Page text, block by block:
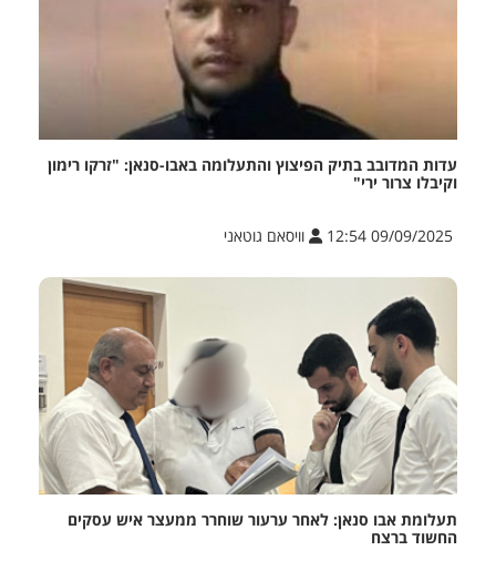
עדות המדובב בתיק הפיצוץ והתעלומה באבו-סנאן: "זרקו רימון
וקיבלו צרור ירי"
09/09/2025 12:54 וויסאם גוטאני
תעלומת אבו סנאן: לאחר ערעור שוחרר ממעצר איש עסקים
החשוד ברצח